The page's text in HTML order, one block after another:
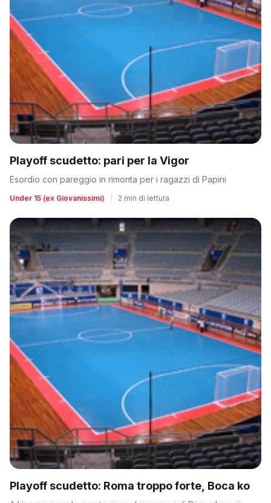
Playoff scudetto: pari per la Vigor
Esordio con pareggio in rimonta per i ragazzi di Papini
Under 15 (ex Giovanissimi) 2 min di lettura
Playoff scudetto: Roma troppo forte, Boca ko